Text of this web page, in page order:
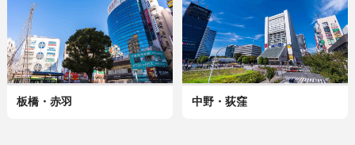
板橋・赤羽 中野・荻窪